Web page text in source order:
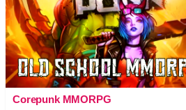
Corepunk MMORPG